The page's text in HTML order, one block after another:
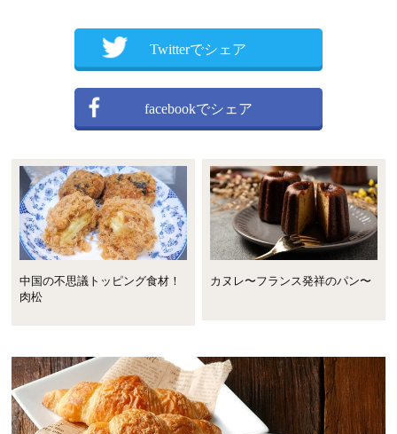
Twitterでシェア
facebookでシェア
中国の不思議トッピング食材！
肉松
カヌレ〜フランス発祥のパン〜